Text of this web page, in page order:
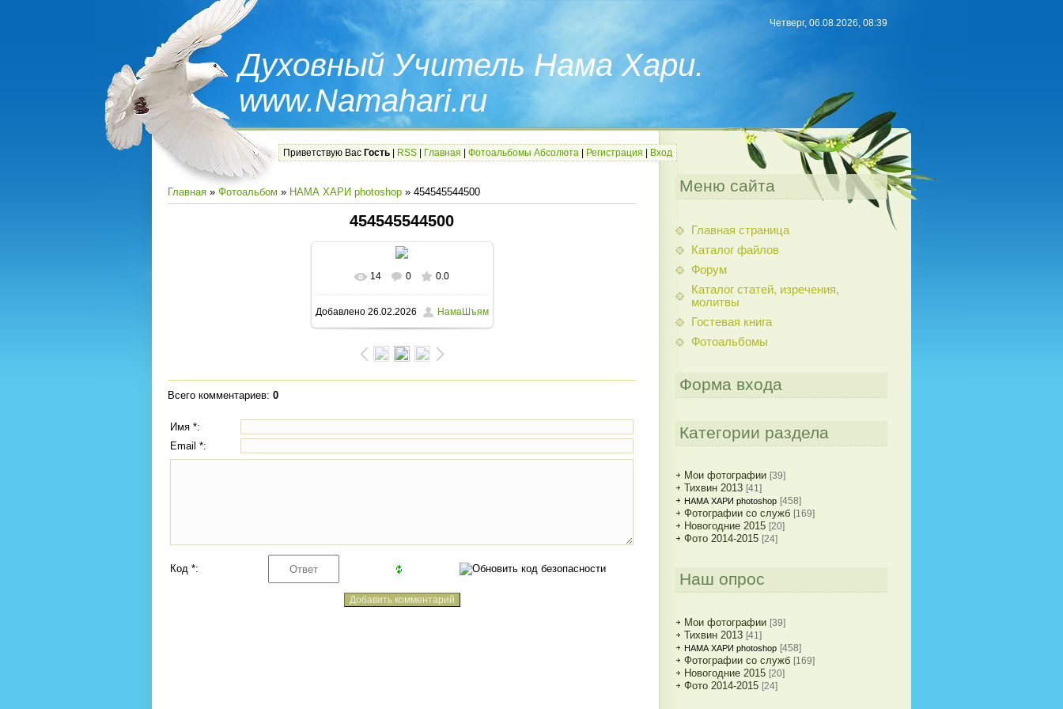
Духовный Учитель Нама Хари.
www.Namahari.ru
Четверг, 06.08.2026, 08:39
Приветствую Вас Гость RSS Главная Фотоальбомы Абсолюта Регистрация Вход
Главная » Фотоальбом » НАМА ХАРИ photoshop » 454545544500
454545544500
В реальном размере 746x720
352.3Kb
14 0 0.0
Добавлено26.02.2026 НамаШъям
Всего комментариев: 0
Имя *:
Email *:
Код *:
Меню сайта
Главная страница
Каталог файлов
Форум
Каталог статей, изречения,
молитвы
Гостевая книга
Фотоальбомы
Форма входа
Категории раздела
Мои фотографии [39]
Тихвин 2013 [41]
НАМА ХАРИ photoshop [458]
Фотографии со служб [169]
Новогодние 2015 [20]
Фото 2014-2015 [24]
Наш опрос
Мои фотографии [39]
Тихвин 2013 [41]
НАМА ХАРИ photoshop [458]
Фотографии со служб [169]
Новогодние 2015 [20]
Фото 2014-2015 [24]